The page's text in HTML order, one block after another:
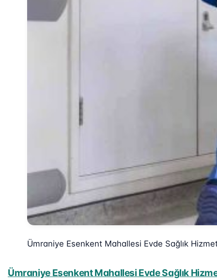
Ümraniye Esenkent Mahallesi Evde Sağlık
Ümraniye Esenkent Mahallesi Evde Sağlık